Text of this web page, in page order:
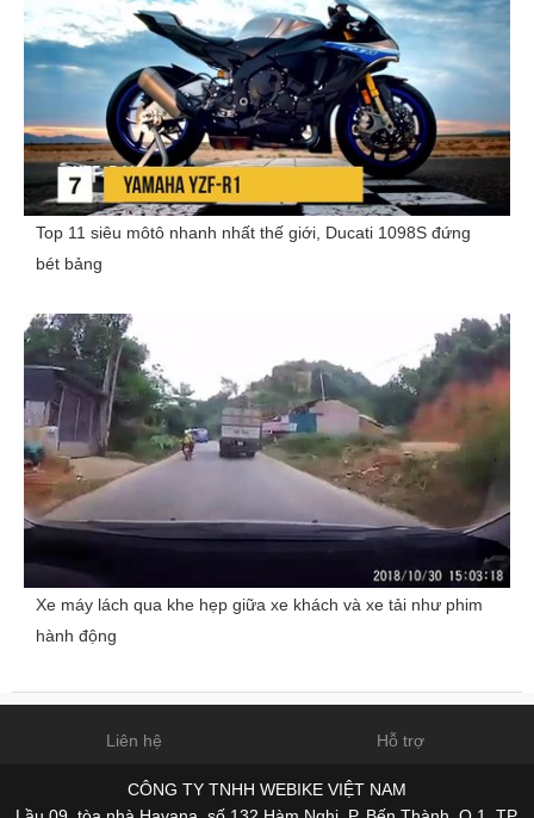
Top 11 siêu môtô nhanh nhất thế giới, Ducati 1098S đứng
bét bảng
Xe máy lách qua khe hẹp giữa xe khách và xe tải như phim
hành động
Liên hệ Hỗ trợ
CÔNG TY TNHH WEBIKE VIỆT NAM